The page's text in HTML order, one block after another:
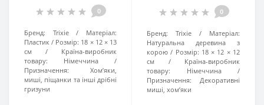
0
Бренд: Trixie
Матеріал:
Пластик
Розмір: 18 × 12 × 13
см
Країна-виробник
товару:
Німеччина
Призначення:
Хом’яки,
миші, піщанки та інші дрібні
гризуни
0
Бренд: Trixie
Матеріал:
Натуральна деревина з
корою
Розмір: 18 × 12 × 12
см
Країна-виробник
товару:
Німеччина
Призначення:
Декоративні
миші, хом’яки